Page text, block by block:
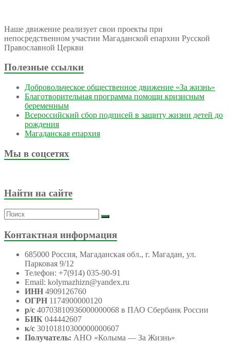
Наше движение реализует свои проекты при
непосредственном участии Магаданской епархии Русской
Православной Церкви
Полезные ссылки
Добровольческое общественное движение «За жизнь»
Благотворительная программа помощи кризисным
беременным
Всероссийский сбор подписей в защиту жизни детей до
рождения
Магаданская епархия
Мы в соцсетях
Найти на сайте
Контактная информация
685000 Россия, Магаданская обл., г. Магадан, ул.
Парковая 9/12
Телефон: +7(914) 035-90-91
Email: kolymazhizn@yandex.ru
ИНН 4909126760
ОГРН 1174900000120
р/с 40703810936000000068 в ПАО Сбербанк России
БИК 044442607
к/с 30101810300000000607
Получатель: АНО «Колыма — За Жизнь»